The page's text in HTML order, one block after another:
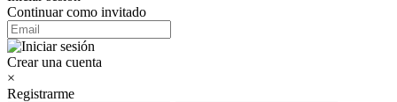
Continuar como invitado
Crear una cuenta
×
Registrarme